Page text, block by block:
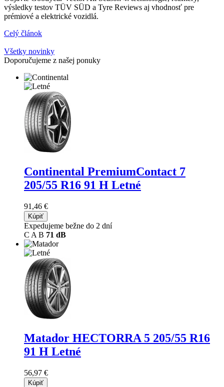
výsledky testov TÜV SÜD a Tyre Reviews aj vhodnosť pre
prémiové a elektrické vozidlá.
Celý článok
Všetky novinky
Doporučujeme z našej ponuky
Continental PremiumContact 7
205/55 R16 91 H Letné
91,46 €
Kúpiť
Expedujeme bežne do 2 dní
C A B 71 dB
Matador HECTORRA 5 205/55 R16
91 H Letné
56,97 €
Kúpiť